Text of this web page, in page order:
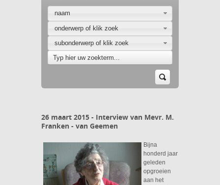
naam
onderwerp of klik zoek
subonderwerp of klik zoek
26 maart 2015 - Interview van Mevr. M.
Franken - van Geemen
Bijna
honderd jaar
geleden
opgroeien
aan het